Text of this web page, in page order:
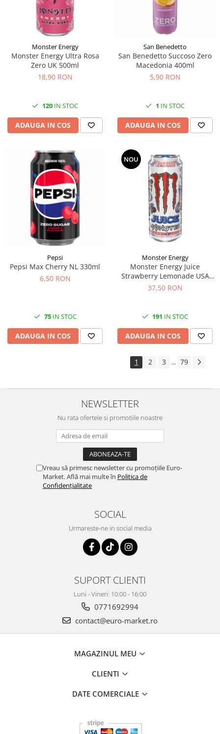
Monster Energy
Monster Energy Ultra Rosa
Zero UK 500ml
18,90 RON
120 IN STOC
ADAUGA IN COS
San Benedetto
San Benedetto Succoso Zero
Macedonia 400ml
5,90 RON
1 IN STOC
ADAUGA IN COS
Pepsi
Pepsi Max Cherry NL 330ml
6,50 RON
75IN STOC
ADAUGA IN COS
NOU
Monster Energy
Monster Energy Juice
Strawberry Lemonade USA
473ml
37,50 RON
191 IN STOC
ADAUGA IN COS
1 2 3 ... 79
NEWSLETTER
Nu rata ofertele si promotiile noastre
Vreau să primesc newsletter cu promoțiile Euro-
Market. Află mai multe în Politica de
Confidențialitate
SOCIAL
Urmareste-ne in social media
SUPORT CLIENTI
Luni - Vineri: 10:00 - 16:00
0771692994
contact@euro-market.ro
MAGAZINUL MEU
CLIENTI
DATE COMERCIALE